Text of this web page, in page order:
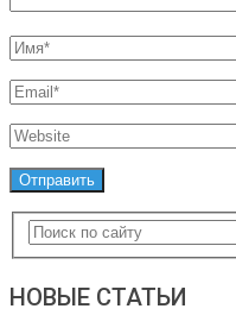
НОВЫЕ СТАТЬИ